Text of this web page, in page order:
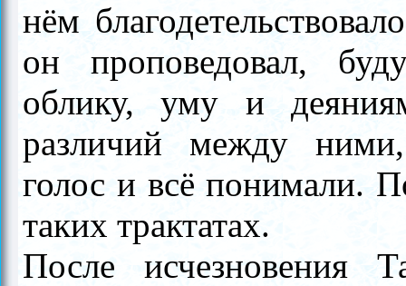
нём
он проповедовал,
облику, уму и
различий между
голос и всё понимали.
таких трактатах.
После исчезновения